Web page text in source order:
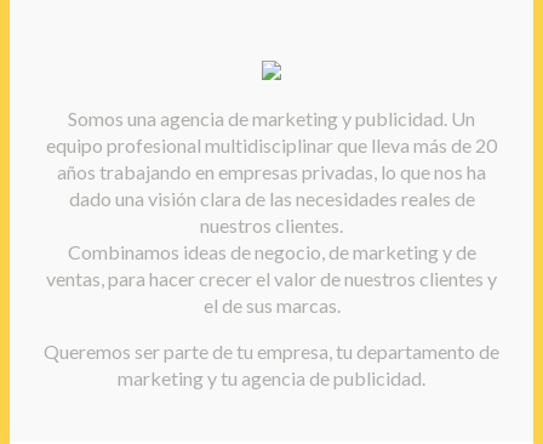
Somos una agencia de marketing y publicidad. Un
equipo profesional multidisciplinar que lleva más de 20
años trabajando en empresas privadas, lo que nos ha
dado una visión clara de las necesidades reales de
nuestros clientes.
Combinamos ideas de negocio, de marketing y de
ventas, para hacer crecer el valor de nuestros clientes y
el de sus marcas.
Queremos ser parte de tu empresa, tu departamento de
marketing y tu agencia de publicidad.